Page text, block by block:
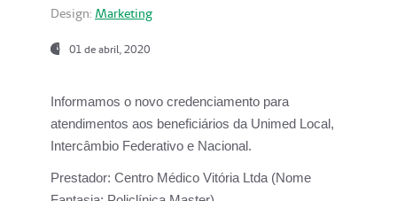
Design: Marketing
01 de abril, 2020
Informamos o novo credenciamento para
atendimentos aos beneficiários da Unimed Local,
Intercâmbio Federativo e Nacional.
Prestador: Centro Médico Vitória Ltda (Nome